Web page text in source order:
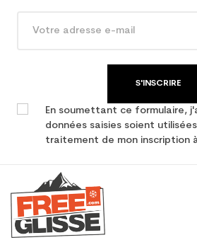
S'INSCRIRE
En soumettant ce formulaire,
données saisies soient
traitement de mon inscription